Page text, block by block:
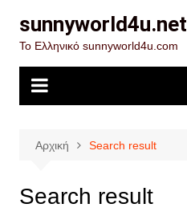
περιεχόμενο
sunnyworld4u.net
Το Ελληνικό sunnyworld4u.com
Αρχική Search result
Search result